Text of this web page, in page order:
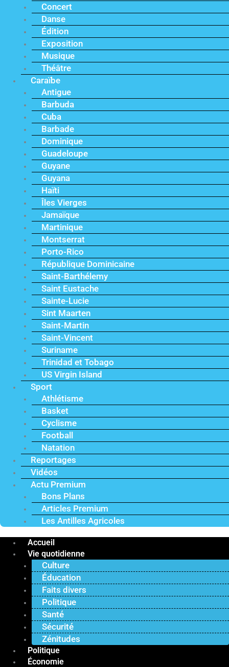
Concert
Danse
Édition
Exposition
Musique
Théâtre
Caraïbe
Antigue
Barbuda
Cuba
Barbade
Dominique
Guadeloupe
Guyane
Guyana
Haïti
Îles Vierges
Jamaïque
Martinique
Montserrat
Porto-Rico
République Dominicaine
Saint-Barthélemy
Saint Eustache
Sainte-Lucie
Sint Maarten
Saint-Martin
Saint-Vincent
Suriname
Trinidad et Tobago
US Virgin Island
Sport
Athlétisme
Basket
Cyclisme
Football
Natation
Reportages
Vidéos
Actu Premium
Bons Plans
Articles Premium
Les Antilles Agricoles
Accueil
Vie quotidienne
Culture
Éducation
Faits divers
Politique
Santé
Sécurité
Zénitudes
Politique
Économie